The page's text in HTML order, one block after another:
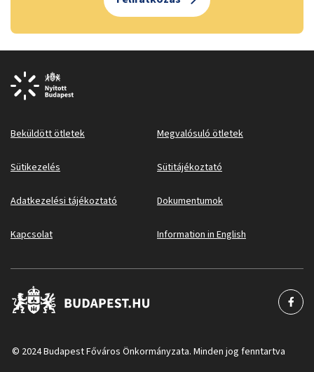
Beküldött ötletek Megvalósuló ötletek
Sütikezelés Sütitájékoztató
Adatkezelési tájékoztató Dokumentumok
Kapcsolat Information in English
© 2024 Budapest Főváros Önkormányzata. Minden jog fenntartva